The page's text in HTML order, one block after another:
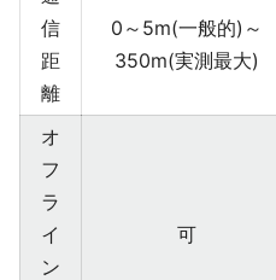
信
距
離
0～5m(一般的)～
350m(実測最大)
オ
フ
ラ
イ
ン
可